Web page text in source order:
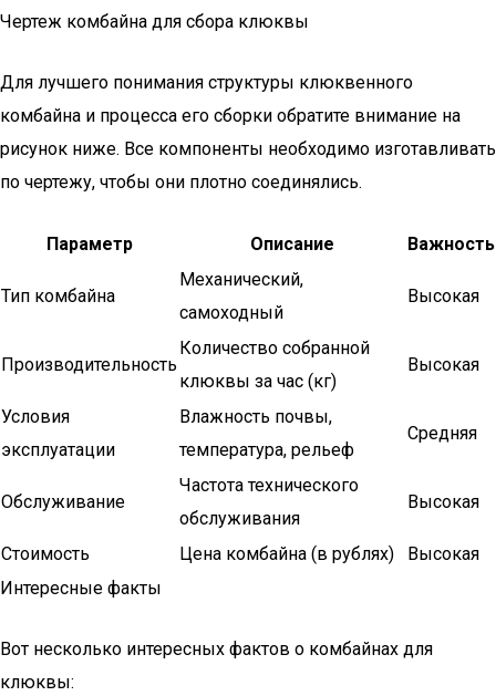
Чертеж комбайна для сбора клюквы
Для лучшего понимания структуры клюквенного
комбайна и процесса его сборки обратите внимание на
рисунок ниже. Все компоненты необходимо изготавливать
по чертежу, чтобы они плотно соединялись.
Параметр Описание Важность
Тип комбайна
Механический,
самоходный
Высокая
Производительность
Количество собранной
клюквы за час (кг)
Высокая
Условия
эксплуатации
Влажность почвы,
температура, рельеф
Средняя
Обслуживание
Частота технического
обслуживания
Высокая
Стоимость Цена комбайна (в рублях)
Высокая
Интересные факты
Вот несколько интересных фактов о комбайнах для
клюквы: